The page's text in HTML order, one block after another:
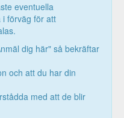
eventuella
i förväg för att
dig här" så bekräftar
och att du har din
med att de blir